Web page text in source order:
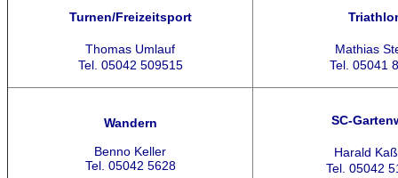
Turnen/Freizeitsport
Thomas Umlauf
Tel. 05042 509515
Mathias
Tel. 05041
Wandern
Benno Keller
Tel. 05042 5628
SC-
Harald
Tel. 05042